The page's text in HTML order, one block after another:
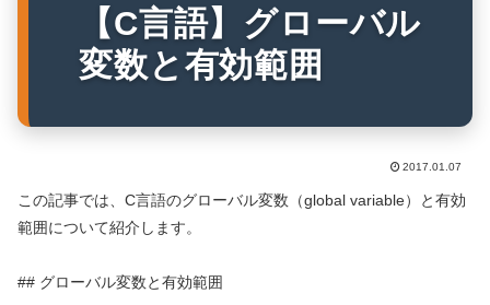
【C言語】グローバル
変数と有効範囲
2017.01.07
この記事では、C言語のグローバル変数（global variable）と有効
範囲について紹介します。
## グローバル変数と有効範囲